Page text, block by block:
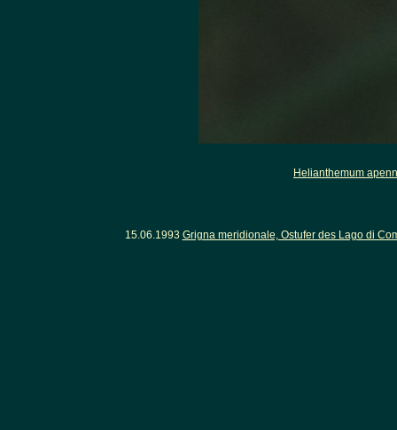
Helianthemum
15.06.1993 Grigna meridionale, Ostufer des Lago di